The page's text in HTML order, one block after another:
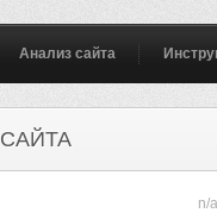
Анализ сайта
n/a